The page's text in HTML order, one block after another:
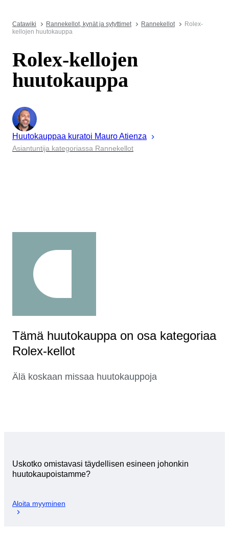
Catawiki Rannekellot, kynät ja sytyttimet Rannekellot
Rolex-
kellojen huutokauppa
Rolex-kellojen
huutokauppa
Huutokauppaa kuratoi MauroAtienza
Asiantuntija kategoriassa Rannekellot
Tämä huutokauppa on osa kategoriaa
Rolex-kellot
Älä koskaan missaa huutokauppoja
Uskotko omistavasi täydellisen esineen johonkin
huutokaupoistamme?
Aloita myyminen